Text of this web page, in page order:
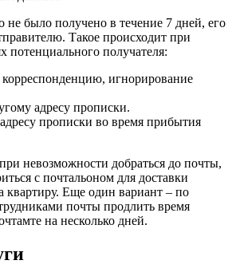
не было получено в течение 7 дней, его
Такое происходит при
потенциального получателя:
корреспонденцию, игнорирование
адресу прописки.
прописки во время прибытия
невозможности добраться до почты,
с почтальоном для доставки
квартиру. Еще один вариант – по
почты продлить время
на несколько дней.